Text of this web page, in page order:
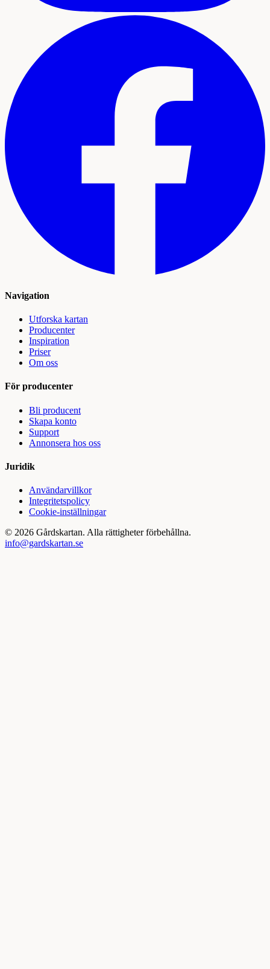
Navigation
Utforska kartan
Producenter
Inspiration
Priser
Om oss
För producenter
Bli producent
Skapa konto
Support
Annonsera hos oss
Juridik
Användarvillkor
Integritetspolicy
Cookie-inställningar
© 2026 Gårdskartan. Alla rättigheter förbehållna.
info@gardskartan.se